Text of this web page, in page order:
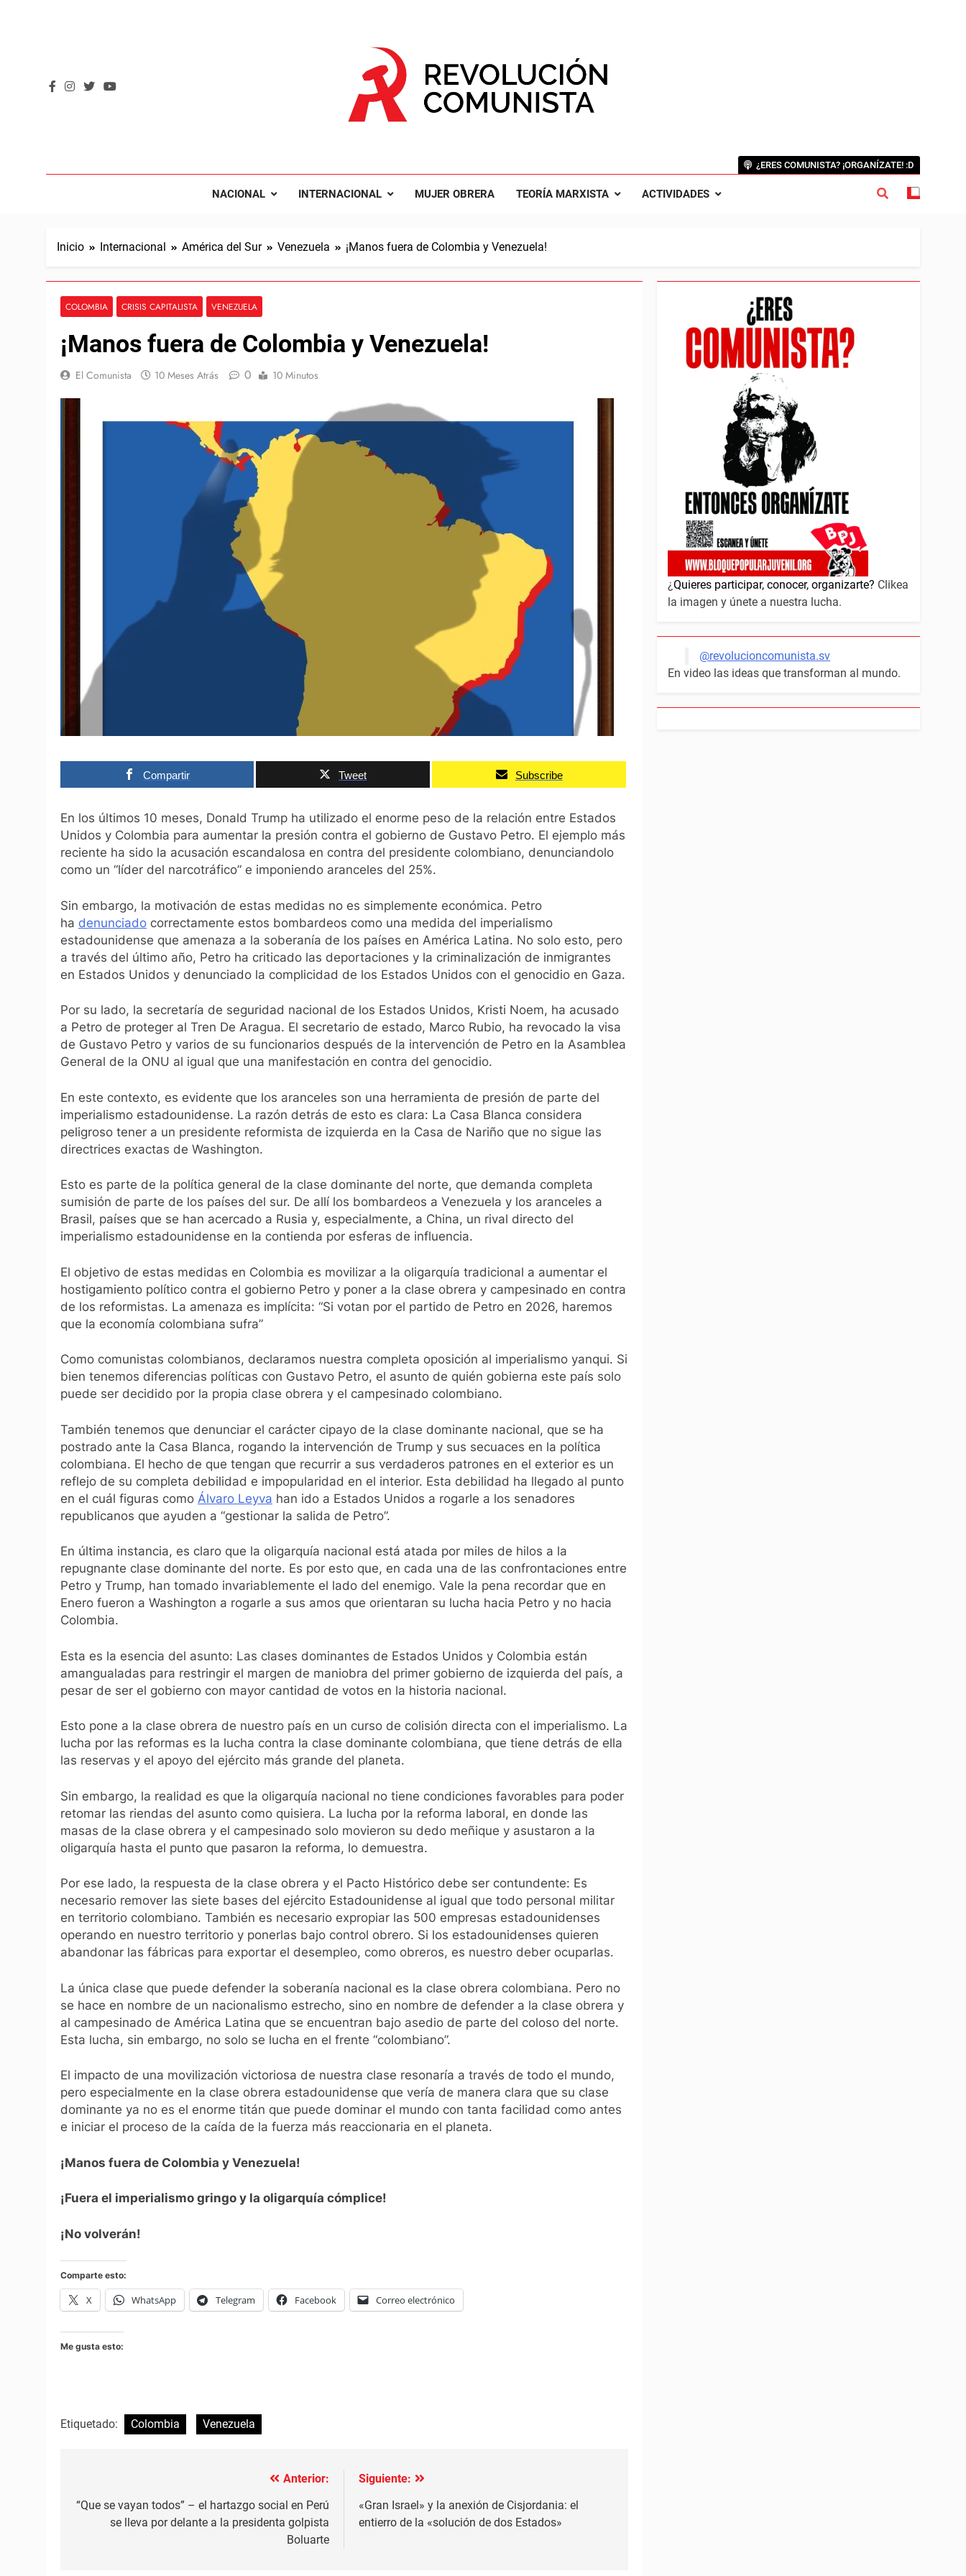
NACIONAL INTERNACIONAL MUJER OBRERA TEORÍA MARXISTA ACTIVIDADES
¿ERES COMUNISTA? ¡ORGANÍZATE! :D
Inicio Internacional América del Sur Venezuela ¡Manos fuera de Colombia y Venezuela!
COLOMBIA CRISIS CAPITALISTA VENEZUELA
¡Manos fuera de Colombia y Venezuela!
El Comunista 10 Meses Atrás 0 10 Minutos
Compartir Tweet Subscribe
En los últimos 10 meses, Donald Trump ha utilizado el enorme peso de la relación entre Estados
Unidos y Colombia para aumentar la presión contra el gobierno de Gustavo Petro. El ejemplo más
reciente ha sido la acusación escandalosa en contra del presidente colombiano, denunciandolo
como un “líder del narcotráfico” e imponiendo aranceles del 25%.
Sin embargo, la motivación de estas medidas no es simplemente económica. Petro
ha denunciado correctamente estos bombardeos como una medida del imperialismo
estadounidense que amenaza a la soberanía de los países en América Latina. No solo esto, pero
a través del último año, Petro ha criticado las deportaciones y la criminalización de inmigrantes
en Estados Unidos y denunciado la complicidad de los Estados Unidos con el genocidio en Gaza.
Por su lado, la secretaría de seguridad nacional de los Estados Unidos, Kristi Noem, ha acusado
a Petro de proteger al Tren De Aragua. El secretario de estado, Marco Rubio, ha revocado la visa
de Gustavo Petro y varios de su funcionarios después de la intervención de Petro en la Asamblea
General de la ONU al igual que una manifestación en contra del genocidio.
En este contexto, es evidente que los aranceles son una herramienta de presión de parte del
imperialismo estadounidense. La razón detrás de esto es clara: La Casa Blanca considera
peligroso tener a un presidente reformista de izquierda en la Casa de Nariño que no sigue las
directrices exactas de Washington.
Esto es parte de la política general de la clase dominante del norte, que demanda completa
sumisión de parte de los países del sur. De allí los bombardeos a Venezuela y los aranceles a
Brasil, países que se han acercado a Rusia y, especialmente, a China, un rival directo del
imperialismo estadounidense en la contienda por esferas de influencia.
El objetivo de estas medidas en Colombia es movilizar a la oligarquía tradicional a aumentar el
hostigamiento político contra el gobierno Petro y poner a la clase obrera y campesinado en contra
de los reformistas. La amenaza es implícita: “Si votan por el partido de Petro en 2026, haremos
que la economía colombiana sufra”
Como comunistas colombianos, declaramos nuestra completa oposición al imperialismo yanqui. Si
bien tenemos diferencias políticas con Gustavo Petro, el asunto de quién gobierna este país solo
puede ser decidido por la propia clase obrera y el campesinado colombiano.
También tenemos que denunciar el carácter cipayo de la clase dominante nacional, que se ha
postrado ante la Casa Blanca, rogando la intervención de Trump y sus secuaces en la política
colombiana. El hecho de que tengan que recurrir a sus verdaderos patrones en el exterior es un
reflejo de su completa debilidad e impopularidad en el interior. Esta debilidad ha llegado al punto
en el cuál figuras como Álvaro Leyva han ido a Estados Unidos a rogarle a los senadores
republicanos que ayuden a “gestionar la salida de Petro”.
En última instancia, es claro que la oligarquía nacional está atada por miles de hilos a la
repugnante clase dominante del norte. Es por esto que, en cada una de las confrontaciones entre
Petro y Trump, han tomado invariablemente el lado del enemigo. Vale la pena recordar que en
Enero fueron a Washington a rogarle a sus amos que orientaran su lucha hacia Petro y no hacia
Colombia.
Esta es la esencia del asunto: Las clases dominantes de Estados Unidos y Colombia están
amangualadas para restringir el margen de maniobra del primer gobierno de izquierda del país, a
pesar de ser el gobierno con mayor cantidad de votos en la historia nacional.
Esto pone a la clase obrera de nuestro país en un curso de colisión directa con el imperialismo. La
lucha por las reformas es la lucha contra la clase dominante colombiana, que tiene detrás de ella
las reservas y el apoyo del ejército más grande del planeta.
Sin embargo, la realidad es que la oligarquía nacional no tiene condiciones favorables para poder
retomar las riendas del asunto como quisiera. La lucha por la reforma laboral, en donde las
masas de la clase obrera y el campesinado solo movieron su dedo meñique y asustaron a la
oligarquía hasta el punto que pasaron la reforma, lo demuestra.
Por ese lado, la respuesta de la clase obrera y el Pacto Histórico debe ser contundente: Es
necesario remover las siete bases del ejército Estadounidense al igual que todo personal militar
en territorio colombiano. También es necesario expropiar las 500 empresas estadounidenses
operando en nuestro territorio y ponerlas bajo control obrero. Si los estadounidenses quieren
abandonar las fábricas para exportar el desempleo, como obreros, es nuestro deber ocuparlas.
La única clase que puede defender la soberanía nacional es la clase obrera colombiana. Pero no
se hace en nombre de un nacionalismo estrecho, sino en nombre de defender a la clase obrera y
al campesinado de América Latina que se encuentran bajo asedio de parte del coloso del norte.
Esta lucha, sin embargo, no solo se lucha en el frente “colombiano”.
El impacto de una movilización victoriosa de nuestra clase resonaría a través de todo el mundo,
pero especialmente en la clase obrera estadounidense que vería de manera clara que su clase
dominante ya no es el enorme titán que puede dominar el mundo con tanta facilidad como antes
e iniciar el proceso de la caída de la fuerza más reaccionaria en el planeta.
¡Manos fuera de Colombia y Venezuela!
¡Fuera el imperialismo gringo y la oligarquía cómplice!
¡No volverán!
Comparte esto:
X WhatsApp Telegram Facebook Correo electrónico
Me gusta esto:
Etiquetado: Colombia Venezuela
de
Anterior:
“Que se vayan todos” – el hartazgo social en Perú
se lleva por delante a la presidenta golpista
Boluarte
Siguiente:
«Gran Israel» y la anexión de Cisjordania: el
entierro de la «solución de dos Estados»
¿Quieres participar, conocer, organizarte? Clikea
la imagen y únete a nuestra lucha.
@revolucioncomunista.sv
En video las ideas que transforman al mundo.